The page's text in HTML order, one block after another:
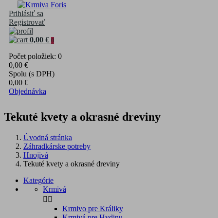
Prihlásiť sa
Registrovať
0,00 € 0
Počet položiek: 0
0,00 €
Spolu (s DPH)
0,00 €
Objednávka
Tekuté kvety a okrasné dreviny
Úvodná stránka
Záhradkárske potreby
Hnojivá
Tekuté kvety a okrasné dreviny
Kategórie
Krmivá
 
Krmivo pre Králiky